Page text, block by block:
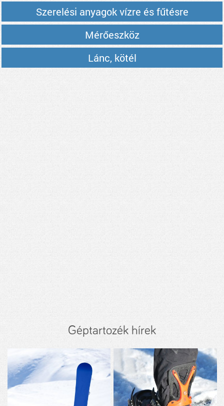
Szerelési anyagok vízre és fűtésre
Mérőeszköz
Lánc, kötél
Géptartozék hírek